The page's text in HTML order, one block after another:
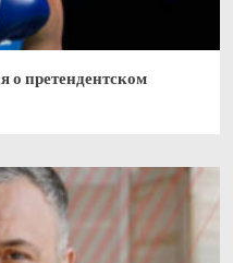
о претендентском